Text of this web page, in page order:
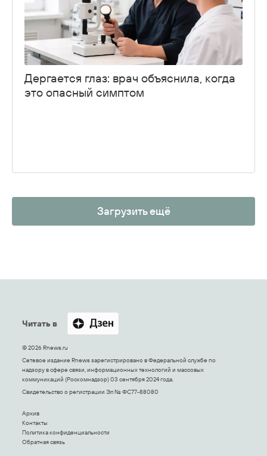
Дергается глаз: врач объяснила, когда
это опасный симптом
Загрузить ещё
Читать в
© 2026 Rnews.ru
Сетевое издание Rnews зарегистрировано в Федеральной службе по
надзору в сфере связи, информационных технологий и массовых
коммуникаций (Роскомнадзор) 03 сентября 2024 года.
Свидетельство о регистрации Эл № ФС77-88080
Архив
Контакты
Политика конфиденциальности
Обратная связь